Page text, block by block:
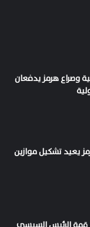
وصراع هرمز يدفعان
يعيد تشكيل موازين